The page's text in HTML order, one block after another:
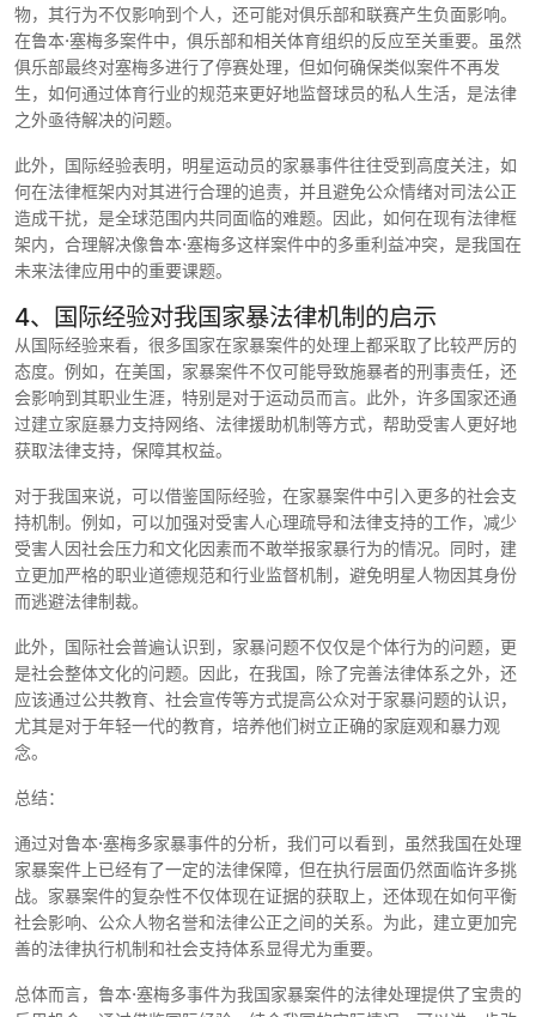
物，其行为不仅影响到个人，还可能对俱乐部和联赛产生负面影响。
在鲁本·塞梅多案件中，俱乐部和相关体育组织的反应至关重要。虽然
俱乐部最终对塞梅多进行了停赛处理，但如何确保类似案件不再发
生，如何通过体育行业的规范来更好地监督球员的私人生活，是法律
之外亟待解决的问题。
此外，国际经验表明，明星运动员的家暴事件往往受到高度关注，如
何在法律框架内对其进行合理的追责，并且避免公众情绪对司法公正
造成干扰，是全球范围内共同面临的难题。因此，如何在现有法律框
架内，合理解决像鲁本·塞梅多这样案件中的多重利益冲突，是我国在
未来法律应用中的重要课题。
4、国际经验对我国家暴法律机制的启示
从国际经验来看，很多国家在家暴案件的处理上都采取了比较严厉的
态度。例如，在美国，家暴案件不仅可能导致施暴者的刑事责任，还
会影响到其职业生涯，特别是对于运动员而言。此外，许多国家还通
过建立家庭暴力支持网络、法律援助机制等方式，帮助受害人更好地
获取法律支持，保障其权益。
对于我国来说，可以借鉴国际经验，在家暴案件中引入更多的社会支
持机制。例如，可以加强对受害人心理疏导和法律支持的工作，减少
受害人因社会压力和文化因素而不敢举报家暴行为的情况。同时，建
立更加严格的职业道德规范和行业监督机制，避免明星人物因其身份
而逃避法律制裁。
此外，国际社会普遍认识到，家暴问题不仅仅是个体行为的问题，更
是社会整体文化的问题。因此，在我国，除了完善法律体系之外，还
应该通过公共教育、社会宣传等方式提高公众对于家暴问题的认识，
尤其是对于年轻一代的教育，培养他们树立正确的家庭观和暴力观
念。
总结：
通过对鲁本·塞梅多家暴事件的分析，我们可以看到，虽然我国在处理
家暴案件上已经有了一定的法律保障，但在执行层面仍然面临许多挑
战。家暴案件的复杂性不仅体现在证据的获取上，还体现在如何平衡
社会影响、公众人物名誉和法律公正之间的关系。为此，建立更加完
善的法律执行机制和社会支持体系显得尤为重要。
总体而言，鲁本·塞梅多事件为我国家暴案件的法律处理提供了宝贵的